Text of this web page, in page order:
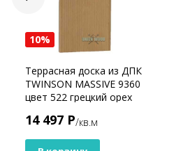
10%
Террасная доска из ДПК
TWINSON MASSIVE 9360
цвет 522 грецкий орех
14 497 Р/кв.м